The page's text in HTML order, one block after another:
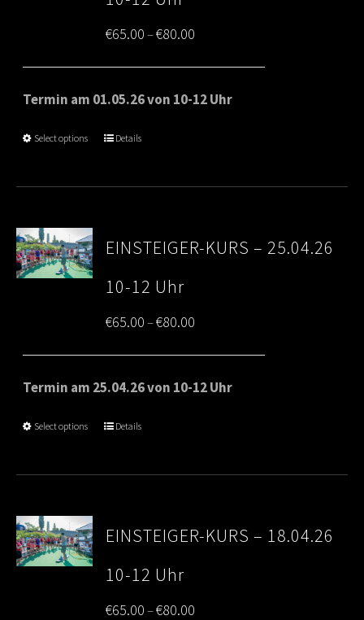
€65.00–€80.00
range:
€65.00
Termin am 01.05.26 von 10-12 Uhr
Select options Details
EINSTEIGER-KURS – 25.04.26
10-12 Uhr
€65.00–€80.00
range:
€65.00
Termin am 25.04.26 von 10-12 Uhr
Select options Details
EINSTEIGER-KURS – 18.04.26
10-12 Uhr
€65.00–€80.00